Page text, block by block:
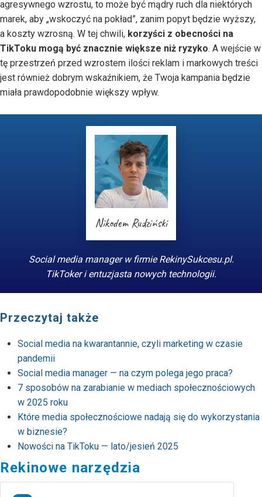
agresywnego wzrostu, to może być mądry ruch dla niektórych
marek, aby „wskoczyć na pokład”, zanim popyt będzie wyższy,
a koszty wzrosną. W tej chwili, korzyści z obecności na
TikToku mogą być znacznie większe niż ryzyko. A wejście w
tę przestrzeń przed wzrostem ilości reklam i markowych treści
jest również dobrym wskaźnikiem, że Twoja kampania będzie
miała prawdopodobnie większy wpływ.
Nikodem Rudziński
Social media manager w firmie RekinySukcesu.pl.
TikToker i entuzjasta nowych technologii.
Przeczytaj także
Social media na kwarantannie, czyli marketing w czasie
pandemii
Social media manager — na czym polega jego praca?
7 sposobów na zarabianie w mediach społecznościowych
w 2025 roku
Które media społecznościowe nadają się do wykorzystania
w biznesie?
Nowości na TikToku — lato/jesień 2025
Rekinowe narzędzia